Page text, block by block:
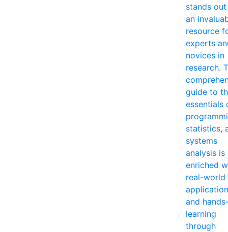
stands out
an
resource
experts
novices in
research.
guide to
essentials
statistics,
systems
analysis is
enriched
real-world
and
learning
through